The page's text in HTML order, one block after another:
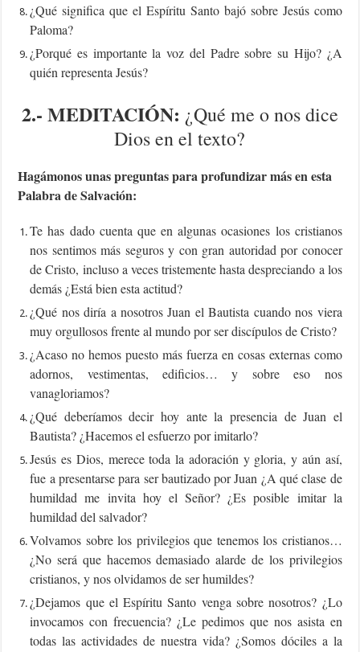
¿Qué significa que el Espíritu Santo bajó sobre Jesús como
Paloma?
¿Porqué es importante la voz del Padre sobre su Hijo? ¿A
quién representa Jesús?
2.- MEDITACIÓN: ¿Qué me o nos dice
Dios en el texto?
Hagámonos unas preguntas para profundizar más en esta
Palabra de Salvación:
Te has dado cuenta que en algunas ocasiones los cristianos
nos sentimos más seguros y con gran autoridad por conocer
de Cristo, incluso a veces tristemente hasta despreciando a los
demás ¿Está bien esta actitud?
¿Qué nos diría a nosotros Juan el Bautista cuando nos viera
muy orgullosos frente al mundo por ser discípulos de Cristo?
¿Acaso no hemos puesto más fuerza en cosas externas como
adornos, vestimentas, edificios… y sobre eso nos
vanagloriamos?
¿Qué deberíamos decir hoy ante la presencia de Juan el
Bautista? ¿Hacemos el esfuerzo por imitarlo?
Jesús es Dios, merece toda la adoración y gloria, y aún así,
fue a presentarse para ser bautizado por Juan ¿A qué clase de
humildad me invita hoy el Señor? ¿Es posible imitar la
humildad del salvador?
Volvamos sobre los privilegios que tenemos los cristianos…
¿No será que hacemos demasiado alarde de los privilegios
cristianos, y nos olvidamos de ser humildes?
¿Dejamos que el Espíritu Santo venga sobre nosotros? ¿Lo
invocamos con frecuencia? ¿Le pedimos que nos asista en
todas las actividades de nuestra vida? ¿Somos dóciles a la